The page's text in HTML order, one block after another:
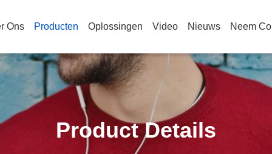
Ons Producten Oplossingen Video Nieuws Neem
Product Details